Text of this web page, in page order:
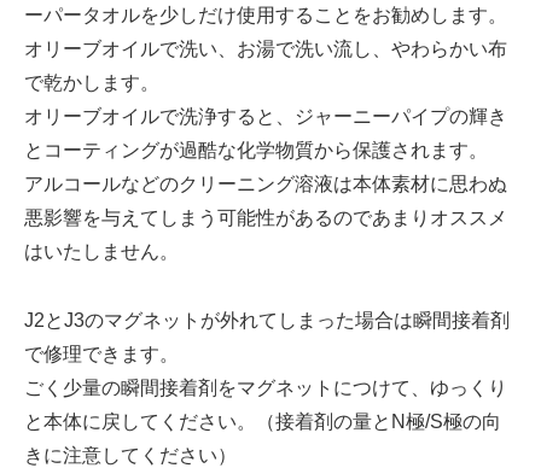
ーパータオルを少しだけ使用することをお勧めします。
オリーブオイルで洗い、お湯で洗い流し、やわらかい布
で乾かします。
オリーブオイルで洗浄すると、ジャーニーパイプの輝き
とコーティングが過酷な化学物質から保護されます。
アルコールなどのクリーニング溶液は本体素材に思わぬ
悪影響を与えてしまう可能性があるのであまりオススメ
はいたしません。
J2とJ3のマグネットが外れてしまった場合は瞬間接着剤
で修理できます。
ごく少量の瞬間接着剤をマグネットにつけて、ゆっくり
と本体に戻してください。（接着剤の量とN極/S極の向
きに注意してください）